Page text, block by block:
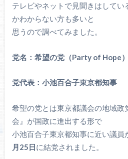
テレビやネットで見聞きはしてい
かわからない方も多いと
思うので調べてみました。
党名：希望の党（Party of Hope）
党代表：小池百合子東京都知事
希望の党とは東京都議会の地域政
会』が国政に進出する形で
小池百合子東京都知事に近い議員
月25日に結党されました。